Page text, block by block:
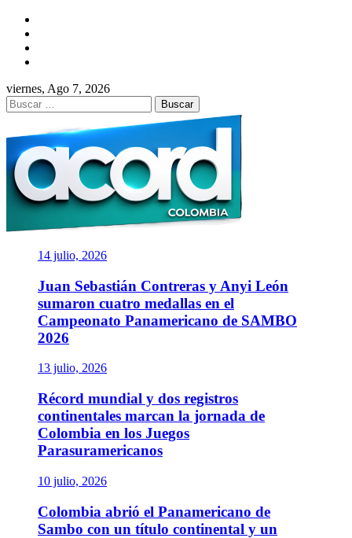
Saltar
contenido
viernes, Ago 7, 2026
Buscar:
Asociación de Periodistas Deportivos
14 julio, 2026
Juan Sebastián Contreras y Anyi León
sumaron cuatro medallas en el
Campeonato Panamericano de SAMBO
2026
13 julio, 2026
Récord mundial y dos registros
continentales marcan la jornada de
Colombia en los Juegos
Parasuramericanos
10 julio, 2026
Colombia abrió el Panamericano de
Sambo con un título continental y un